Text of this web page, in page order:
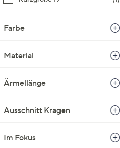
Farbe
Material
Ärmellänge
Ausschnitt Kragen
Im Fokus